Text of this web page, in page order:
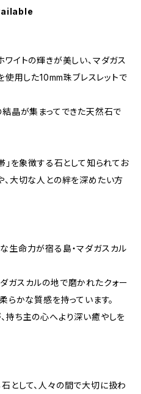
イトの輝きが美しい、マダガス
使用した10mm珠ブレスレットで
結晶が集まってできた天然石で
」を象徴する石として知られてお
、大切な人との絆を深めたい方
生命力が宿る島・マダガスカル
ガスカルの地で磨かれたクォー
らかな質感を持っています。
持ち主の心へより深い癒やしを
として、人々の間で大切に扱わ